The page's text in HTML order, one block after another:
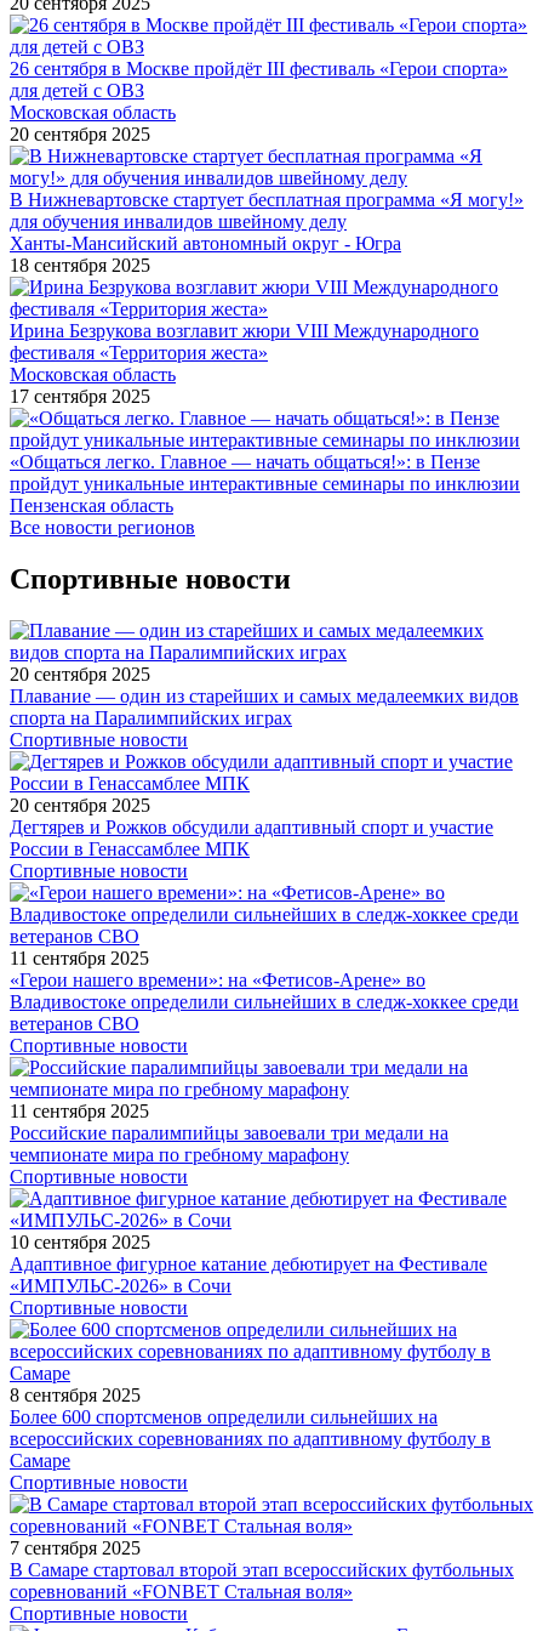
26 сентября в Москве пройдёт III фестиваль «Герои спорта»
для детей с ОВЗ
Московская область
20 сентября 2025
В Нижневартовске стартует бесплатная программа «Я могу!»
для обучения инвалидов швейному делу
Ханты-Мансийский автономный округ - Югра
18 сентября 2025
Ирина Безрукова возглавит жюри VIII Международного
фестиваля «Территория жеста»
Московская область
17 сентября 2025
«Общаться легко. Главное — начать общаться!»: в Пензе
пройдут уникальные интерактивные семинары по инклюзии
Пензенская область
Все новости регионов
Спортивные новости
20 сентября 2025
Плавание — один из старейших и самых медалеемких видов
спорта на Паралимпийских играх
Спортивные новости
20 сентября 2025
Дегтярев и Рожков обсудили адаптивный спорт и участие
России в Генассамблее МПК
Спортивные новости
11 сентября 2025
«Герои нашего времени»: на «Фетисов-Арене» во
Владивостоке определили сильнейших в следж-хоккее среди
ветеранов СВО
Спортивные новости
11 сентября 2025
Российские паралимпийцы завоевали три медали на
чемпионате мира по гребному марафону
Спортивные новости
10 сентября 2025
Адаптивное фигурное катание дебютирует на Фестивале
«ИМПУЛЬС-2026» в Сочи
Спортивные новости
8 сентября 2025
Более 600 спортсменов определили сильнейших на
всероссийских соревнованиях по адаптивному футболу в
Самаре
Спортивные новости
7 сентября 2025
В Самаре стартовал второй этап всероссийских футбольных
соревнований «FONBET Стальная воля»
Спортивные новости